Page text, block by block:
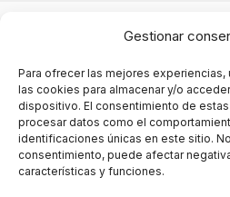
Gestionar
Para ofrecer las mejores
las cookies para almacenar y/o
dispositivo. El consentimiento de
procesar datos como el
identificaciones únicas en este sitio.
consentimiento, puede afectar
características y funciones.
Políticas de
Políticas de